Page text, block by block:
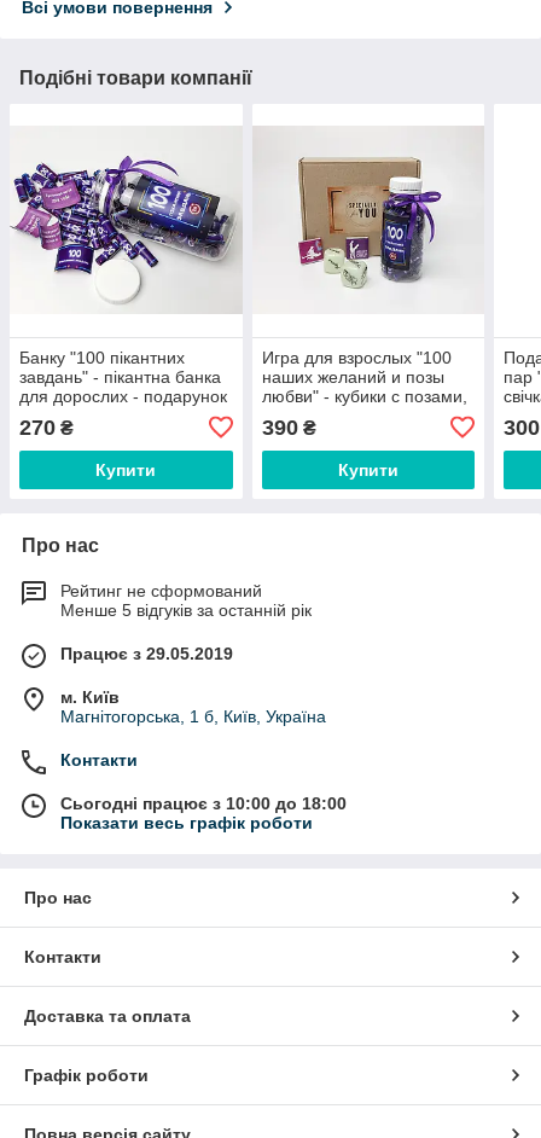
Всі умови повернення
Подібні товари компанії
Банку "100 пікантних
завдань" - пікантна банка
для дорослих - подарунок
хлопцеві/дівчині на День
Закоханих
270 ₴
Купити
Игра для взрослых "100
наших желаний и позы
любви" - кубики с позами,
шоколад камасутра, 100
пикантных заданий
390₴
Купити
пар
300
Про нас
Рейтинг не сформований
Менше 5 відгуків за останній рік
Працює з 29.05.2019
м. Київ
Магнітогорська, 1 б, Київ, Україна
Контакти
Сьогодні працює з 10:00 до 18:00
Показати весь графік роботи
Про нас
Контакти
Доставка та оплата
Графік роботи
Повна версія сайту